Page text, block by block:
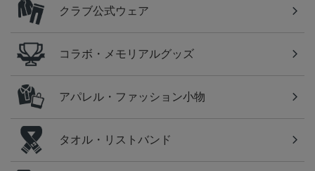
クラブ公式ウェア
コラボ・メモリアルグッズ
アパレル・ファッション小物
タオル・リストバンド